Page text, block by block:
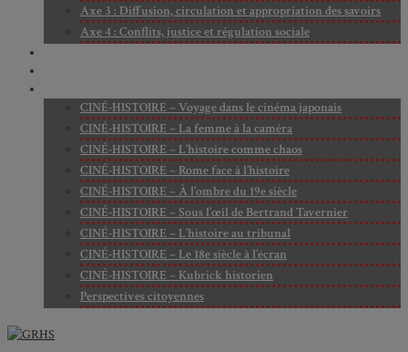
Axe 3 : Diffusion, circulation et appropriation des savoirs
Axe 4 : Conflits, justice et régulation sociale
CINÉ-HISTOIRE – Voyage dans le cinéma japonais
CINÉ-HISTOIRE – La femme à la caméra
CINÉ-HISTOIRE – L’histoire comme chaos
CINÉ-HISTOIRE – Rome face à l’histoire
CINÉ-HISTOIRE – À l’ombre du 19e siècle
CINÉ-HISTOIRE – Sous l’œil de Bertrand Tavernier
CINÉ-HISTOIRE – L’histoire au tribunal
CINÉ-HISTOIRE – Le 18e siècle à l’écran
CINÉ-HISTOIRE – Kubrick historien
Perspectives citoyennes